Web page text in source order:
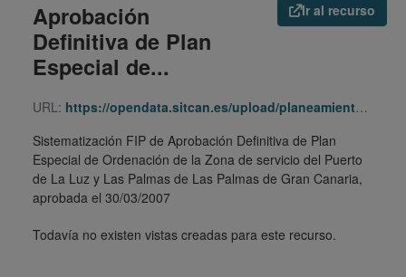
Ir al recurso
Aprobación
Definitiva de Plan
Especial de...
URL: https://opendata.sitcan.es/upload/planeamiento/fip/350167_d869d48e1681bbccabd96ad85b64ca25.zip
Sistematización FIP de Aprobación Definitiva de Plan
Especial de Ordenación de la Zona de servicio del Puerto
de La Luz y Las Palmas de Las Palmas de Gran Canaria,
aprobada el 30/03/2007
Todavía no existen vistas creadas para este recurso.